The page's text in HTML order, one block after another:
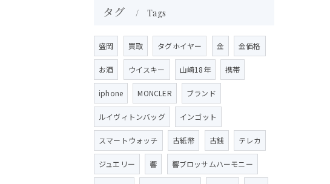
タグ Tags
盛岡 買取 タグホイヤー 金 金価格
お酒 ウイスキー 山崎18年 携帯
iphone MONCLER ブランド
ルイヴィトンバッグ インゴット
スマートウォッチ 古紙幣 古銭 テレカ
ジュエリー 響 響ブロッサムハーモニー